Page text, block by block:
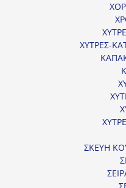
ΧΥΤΡΕΣ-
ΣΚΕΥΗ